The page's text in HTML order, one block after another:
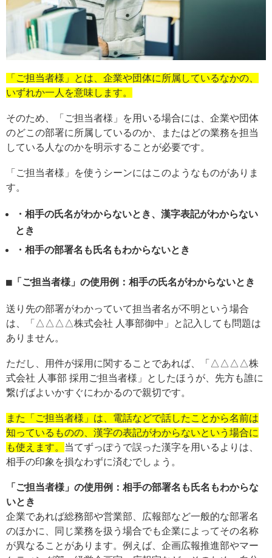
「ご担当者様」とは、企業や団体に所属しているなかの、
いずれか一人を意味します。
そのため、「ご担当者様」を用いる場合には、企業や団体
のどこの部署に所属しているのか、またはどの業務を担当
している人なのかを明示することが必要です。
「ご担当者様」を使うシーンにはこのようなものがありま
す。
・相手の氏名がわからないとき、漢字表記がわからない
とき
・相手の部署名も氏名もわからないとき
「ご担当者様」の使用例：相手の氏名がわからないとき
送り先の部署がわかっていて担当者名が不明という場合
は、「△△△△株式会社 人事部御中」と記入しても問題は
ありません。
ただし、用件が採用に関することであれば、「△△△△株
式会社 人事部 採用ご担当者様」としたほうが、先方も誰に
繋げばよいかすぐにわかるので親切です。
また「ご担当者様」は、電話などで話したことから名前は
知っているものの、漢字の表記がわからないという場合に
も使えます。 当てずっぽうで誤った漢字を用いるよりは、
相手の印象を損なわずに済むでしょう。
「ご担当者様」の使用例：相手の部署名も氏名もわからな
いとき
企業であれば総務部や営業部、広報部など一般的な部署名
のほかに、同じ業務を扱う場合でも企業によってその名称
が異なることがあります。例えば、企画広報推進部やマー